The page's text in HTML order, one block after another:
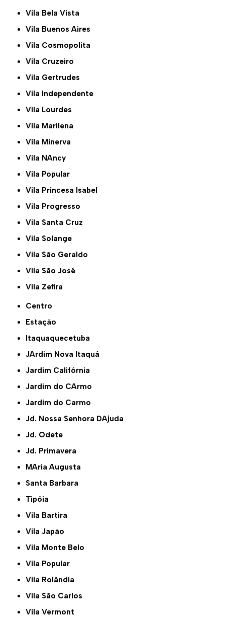
Vila Bela Vista
Vila Buenos Aires
Vila Cosmopolita
Vila Cruzeiro
Vila Gertrudes
Vila Independente
Vila Lourdes
Vila Marilena
Vila Minerva
Vila NAncy
Vila Popular
Vila Princesa Isabel
Vila Progresso
Vila Santa Cruz
Vila Solange
Vila São Geraldo
Vila São José
Vila Zefira
Centro
Estação
Itaquaquecetuba
JArdim Nova Itaquá
Jardim Califórnia
Jardim do CArmo
Jardim do Carmo
Jd. Nossa Senhora DAjuda
Jd. Odete
Jd. Primavera
MAria Augusta
Santa Barbara
Tipóia
Vila Bartira
Vila Japão
Vila Monte Belo
Vila Popular
Vila Rolândia
Vila São Carlos
Vila Vermont